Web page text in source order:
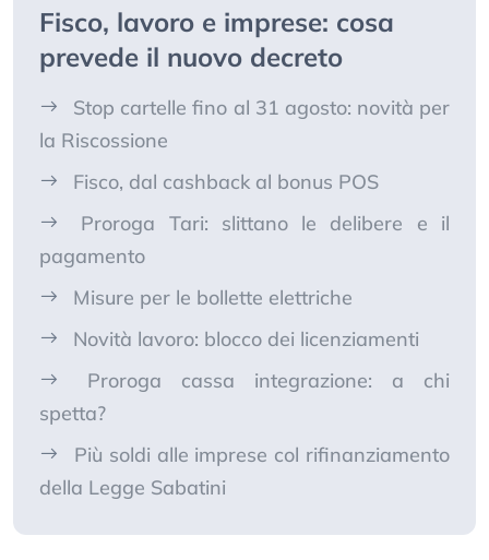
Fisco, lavoro e imprese: cosa
prevede il nuovo decreto
Stop cartelle fino al 31 agosto: novità per
la Riscossione
Fisco, dal cashback al bonus POS
Proroga Tari: slittano le delibere e il
pagamento
Misure per le bollette elettriche
Novità lavoro: blocco dei licenziamenti
Proroga cassa integrazione: a chi
spetta?
Più soldi alle imprese col rifinanziamento
della Legge Sabatini